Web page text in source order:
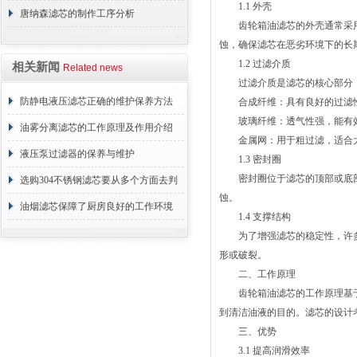
唐纳森滤芯的制作工序分析
相关新闻 Related news
防静电液压滤芯正确的维护保养方法
油雾分离滤芯的工作原理及作用介绍
液压泵过滤器的保养与维护
选购304不锈钢滤芯要从多个方面去判
断
油烟滤芯保障了厨房良好的工作环境
1.1 外壳
齿轮箱油滤芯的外壳通常采用
蚀，确保滤芯在恶劣环境下的长
1.2 过滤介质
过滤介质是滤芯的核心部分
合成纤维：具有良好的过滤
玻璃纤维：透气性强，能有
金属网：用于粗过滤，适合
1.3 密封圈
密封圈位于滤芯的顶部或底部
蚀。
1.4 支撑结构
为了增强滤芯的稳定性，许多
形或破裂。
二、工作原理
齿轮箱油滤芯的工作原理基于
到清洁油液的目的。滤芯的设
三、优势
3.1 提高润滑效率